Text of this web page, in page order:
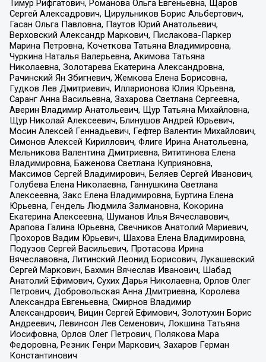
Тимур Рифгатович, Романова Ольга Евгеньевна, Щаров
Сергей Алексадрович, Цирульников Борис Альбертович,
Гасан Ольга Павловна, Паутов Юрий Анатольевич,
Верховский Александр Маркович, Пислакова-Паркер
Марина Петровна, Кочеткова Татьяна Владимировна,
Чуркина Наталья Валерьевна, Акимова Татьяна
Николаевна, Золотарева Екатерина Александровна,
Рачинский Ян Збигневич, Жемкова Елена Борисовна,
Гудков Лев Дмитриевич, Илларионова Юлия Юрьевна,
Саранг Анна Васильевна, Захарова Светлана Сергеевна,
Аверин Владимир Анатольевич, Щур Татьяна Михайловна,
Щур Николай Алексеевич, Блинушов Андрей Юрьевич,
Мосин Алексей Геннадьевич, Гефтер Валентин Михайлович,
Симонов Алексей Кириллович, Флиге Ирина Анатольевна,
Мельникова Валентина Дмитриевна, Вититинова Елена
Владимировна, Баженова Светлана Куприяновна,
Максимов Сергей Владимирович, Беляев Сергей Иванович,
Голубева Елена Николаевна, Ганнушкина Светлана
Алексеевна, Закс Елена Владимировна, Буртина Елена
Юрьевна, Гендель Людмила Залмановна, Кокорина
Екатерина Алексеевна, Шуманов Илья Вячеславович,
Арапова Галина Юрьевна, Свечников Анатолий Мариевич,
Прохоров Вадим Юрьевич, Шахова Елена Владимировна,
Подузов Сергей Васильевич, Протасова Ирина
Вячеславовна, Литинский Леонид Борисович, Лукашевский
Сергей Маркович, Бахмин Вячеслав Иванович, Шабад
Анатолий Ефимович, Сухих Дарья Николаевна, Орлов Олег
Петрович, Добровольская Анна Дмитриевна, Королева
Александра Евгеньевна, Смирнов Владимир
Александрович, Вицин Сергей Ефимович, Золотухин Борис
Андреевич, Левинсон Лев Семенович, Локшина Татьяна
Иосифовна, Орлов Олег Петрович, Полякова Мара
Федоровна, Резник Генри Маркович, Захаров Герман
Константинович